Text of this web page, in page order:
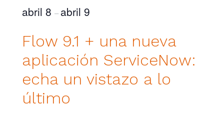
abril 8 – abril 9
Flow 9.1 + una nueva
aplicación ServiceNow:
echa un vistazo a lo
último